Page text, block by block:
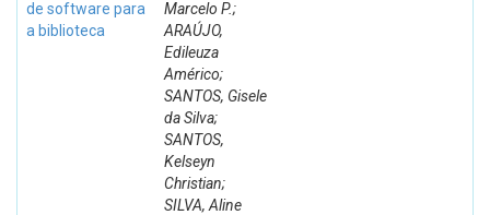
de software para
a biblioteca
Marcelo P.;
ARAÚJO,
Edileuza
Américo;
SANTOS, Gisele
da Silva;
SANTOS,
Kelseyn
Christian;
SILVA, Aline